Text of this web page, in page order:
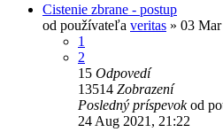
Cistenie zbrane - postup
od používateľa veritas » 03 Mar
1
2
15 Odpovedí
13514 Zobrazení
Posledný príspevokod
24 Aug 2021, 21:22